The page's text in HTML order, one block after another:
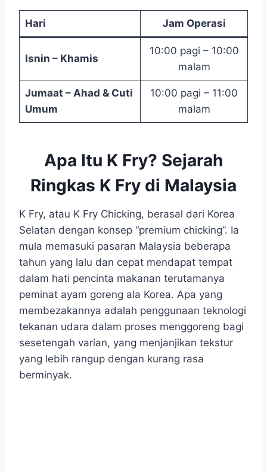
Hari Jam Operasi
Isnin – Khamis
10:00 pagi – 10:00
malam
Jumaat – Ahad & Cuti
Umum
10:00 pagi – 11:00
malam
Apa Itu K Fry? Sejarah
Ringkas K Fry di Malaysia
K Fry, atau K Fry Chicking, berasal dari Korea
Selatan dengan konsep “premium chicking”. Ia
mula memasuki pasaran Malaysia beberapa
tahun yang lalu dan cepat mendapat tempat
dalam hati pencinta makanan terutamanya
peminat ayam goreng ala Korea. Apa yang
membezakannya adalah penggunaan teknologi
tekanan udara dalam proses menggoreng bagi
sesetengah varian, yang menjanjikan tekstur
yang lebih rangup dengan kurang rasa
berminyak.